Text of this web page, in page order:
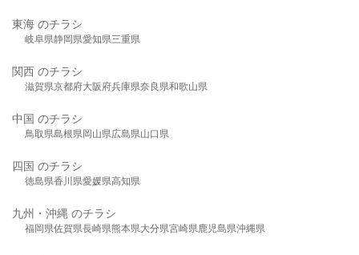
東海 のチラシ
岐阜県静岡県愛知県三重県
関西 のチラシ
滋賀県京都府大阪府兵庫県奈良県和歌山県
中国 のチラシ
鳥取県島根県岡山県広島県山口県
四国 のチラシ
徳島県香川県愛媛県高知県
九州・沖縄 のチラシ
福岡県佐賀県長崎県熊本県大分県宮崎県鹿児島県沖縄県